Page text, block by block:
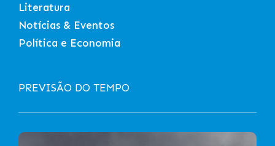
Literatura
Notícias & Eventos
Política e Economia
PREVISÃO DO TEMPO